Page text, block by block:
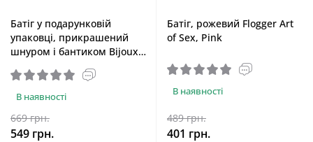
Батіг у подарунковій
упаковці, прикрашений
шнуром і бантиком Bijoux
Indiscrets Lilly Fringe Whip
В наявності
669 грн.
549 грн.
Батіг, рожевий Flogger Art
of Sex, Pink
В наявності
489 грн.
401 грн.